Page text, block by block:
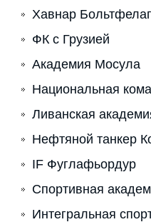
Хавнар
ФК с Грузией
Академия Мосула
Национальная
Ливанская
Нефтяной танкер
IF Фуглафьордур
Спортивная
Интегральная